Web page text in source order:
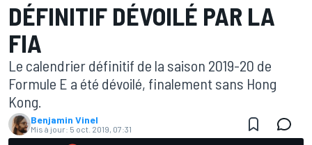
DÉFINITIF DÉVOILÉ PAR LA
FIA
Le calendrier définitif de la saison 2019-20 de
Formule E a été dévoilé, finalement sans Hong
Kong.
Benjamin Vinel
Mis à jour: 5 oct. 2019, 07:31